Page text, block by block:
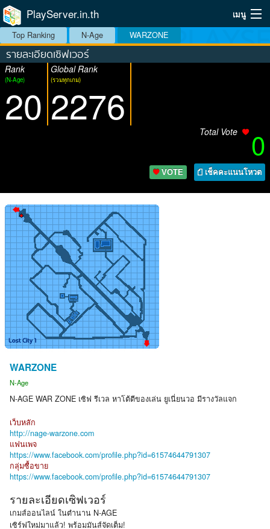
PlayServer.in.th เมนู
Home
Top Ranking Server
วิธีจัดอันดับ
ระบบสมาชิก
Top Ranking N-Age WARZONE
รายละเอียดเซิฟเวอร์
Rank
(N-Age)
20
Global Rank
(รวมทุกเกม)
2276
Total Vote 0
VOTE เช็คคะแนนโหวต
WARZONE
N-Age
N-AGE WAR ZONE เซิฟ รีเวล หาโต้ตีของเล่น ยูเนี่ยนวอ มีรางวัลแจก
เว็บหลัก
http://nage-warzone.com
แฟนเพจ
https://www.facebook.com/profile.php?id=61574644791307
กลุ่มซื้อขาย
https://www.facebook.com/profile.php?id=61574644791307
รายละเอียดเซิฟเวอร์
เกมส์ออนไลน์ ในตำนาน N-AGE
เซิร์ฟใหม่มาแล้ว! พร้อมมันส์จัดเต็ม!